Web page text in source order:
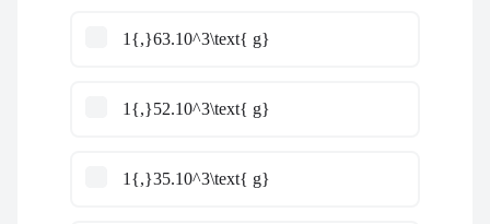
1{,}63.10^3\text{ g}
1{,}52.10^3\text{ g}
1{,}35.10^3\text{ g}